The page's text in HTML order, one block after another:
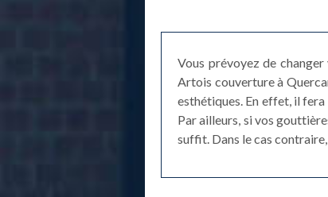
Vous prévoyez de
Artois couverture à
esthétiques. En effet, il
Par ailleurs, si vos
suffit. Dans le cas